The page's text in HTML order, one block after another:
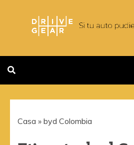
contenido
Casa » byd Colombia